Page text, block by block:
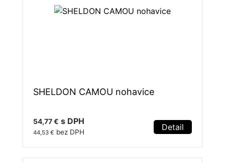
SHELDON CAMOU nohavice
54,77 € s DPH
44,53 € bez DPH Detail